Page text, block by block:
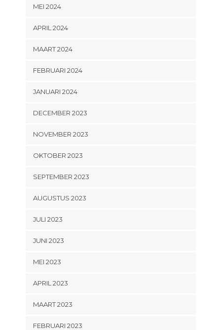
MEI 2024
APRIL 2024
MAART 2024
FEBRUARI 2024
JANUARI 2024
DECEMBER 2023
NOVEMBER 2023
OKTOBER 2023
SEPTEMBER 2023
AUGUSTUS 2023
JULI 2023
JUNI 2023
MEI 2023
APRIL 2023
MAART 2023
FEBRUARI 2023